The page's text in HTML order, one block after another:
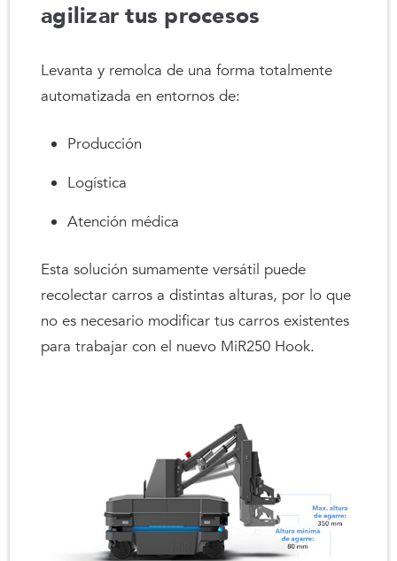
agilizar tus procesos
Levanta y remolca de una forma totalmente
automatizada en entornos de:
Producción
Logística
Atención médica
Esta solución sumamente versátil puede
recolectar carros a distintas alturas, por lo que
no es necesario modificar tus carros existentes
para trabajar con el nuevo MiR250 Hook.